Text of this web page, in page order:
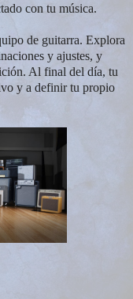
con tu música.
de guitarra. Explora
y ajustes, y
Al final del día, tu
y a definir tu propio